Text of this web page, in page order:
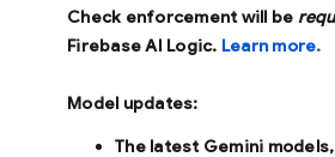
Check enforcement will be
Firebase AI Logic. Learn more.
Model updates:
The latest Gemini